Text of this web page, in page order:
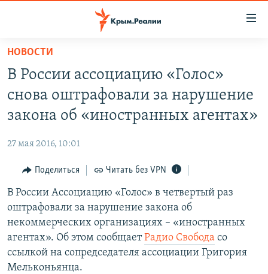
Вернуться
основному
содержанию
главной
Вернутся
поиску
11 ЛЕТ ОККУПАЦИИ КРЫМА. 11 ИСТОРИЙ СОПРОТИВЛЕНИЯ
ЕЩЕ
ИНТЕРАКТИВ
ИНФОГРАФИКА
ТЕЛЕПРОЕКТ КРЫМ.РЕАЛИИ
СОВЕТЫ ПРАВОЗАЩИТНИКОВ
ПРОПАВШИЕ БЕЗ ВЕСТИ
РАДІО СВОБОДА
КАК ОБОЙТИ БЛОКИРОВКУ
Українською
Qırımtatar
НОВОСТИ
В России ассоциацию «Голос»
снова оштрафовали за нарушение
закона об «иностранных агентах»
27 мая 2016, 10:01
Поделиться Читать без VPN
В России Ассоциацию «Голос» в четвертый раз
оштрафовали за нарушение закона об
некоммерческих организациях – «иностранных
агентах». Об этом сообщаетРадио Свобода со
ссылкой на сопредседателя ассоциации Григория
Мельконьянца.